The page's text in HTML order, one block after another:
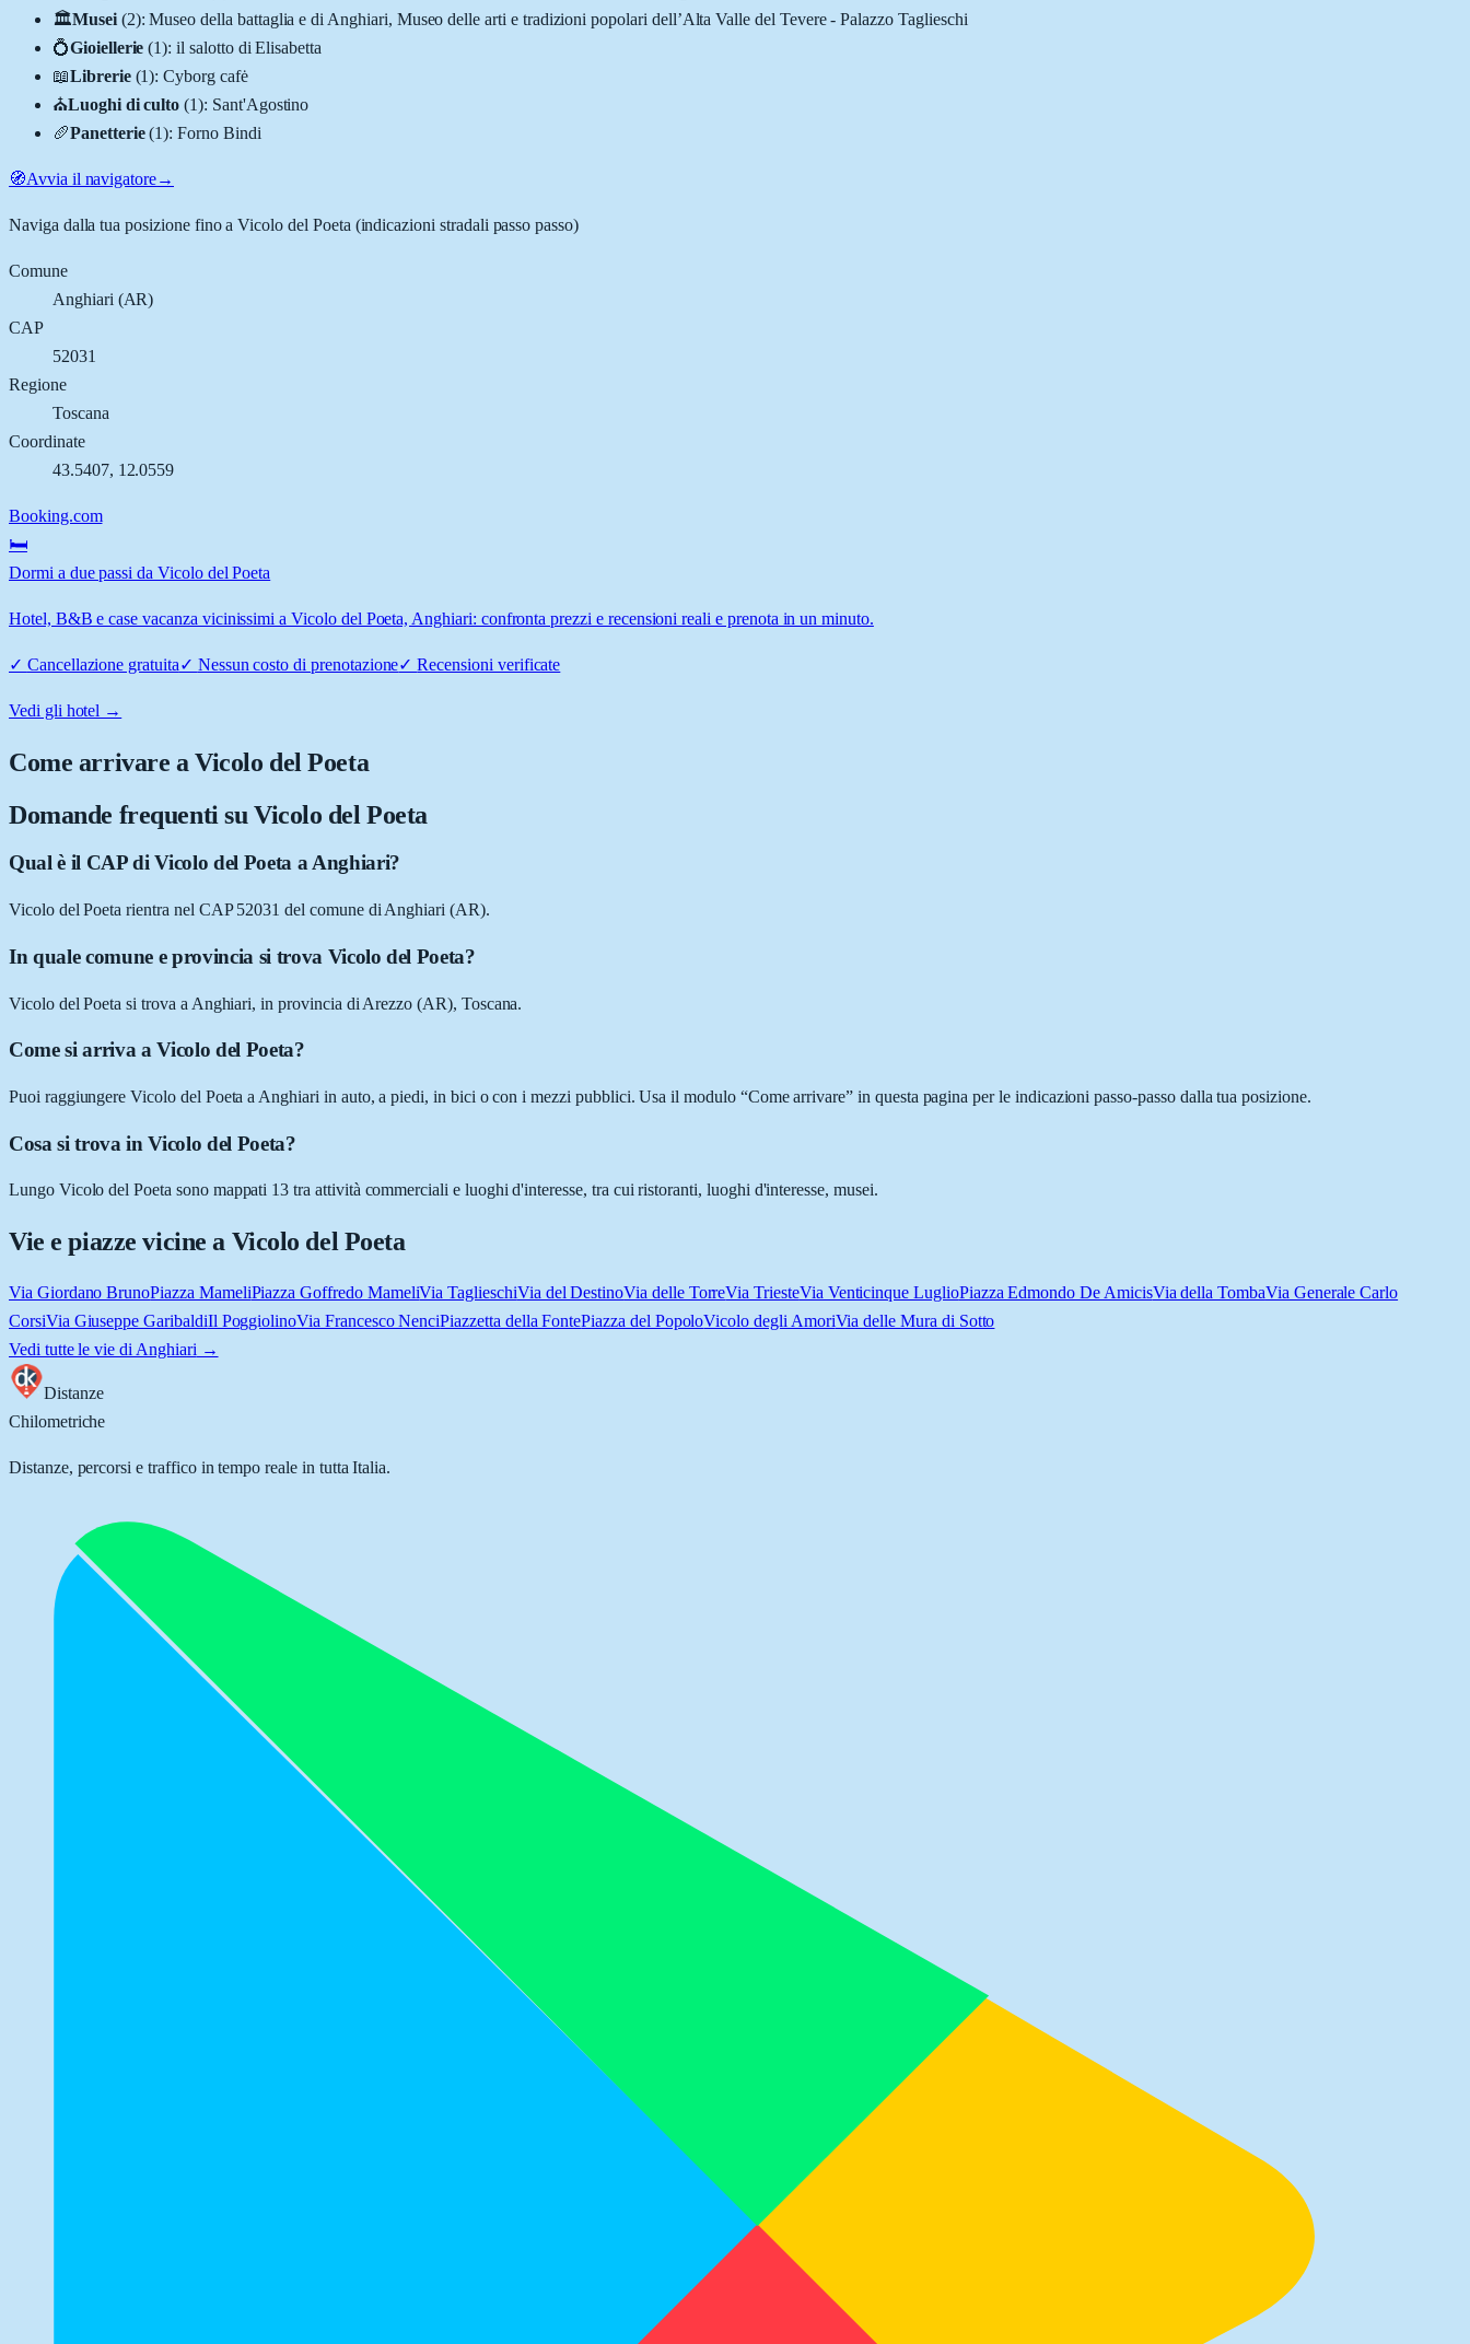
🏛️Musei (2):Museo della battaglia e di Anghiari, Museo delle arti e tradizioni popolari dell’Alta Valle del Tevere - Palazzo Taglieschi
💍Gioiellerie (1):il salotto di Elisabetta
📖Librerie (1):Cyborg cafė
⛪Luoghi di culto (1): Sant'Agostino
🥖Panetterie (1):Forno Bindi
🧭Avvia il navigatore→
Naviga dalla tua posizione fino aVicolo del Poeta (indicazioni stradali passo passo)
Comune
Anghiari (AR)
CAP
52031
Regione
Toscana
Coordinate
43.5407, 12.0559
Booking.com
🛏️
Dormi a due passi da Vicolo del Poeta
Hotel, B&B e case vacanza vicinissimi a Vicolo del Poeta, Anghiari: confronta prezzi e recensioni reali e prenota in un minuto.
✓ Cancellazione gratuita✓ Nessun costo di prenotazione✓Recensioni verificate
Vedi gli hotel →
Come arrivare aVicolo del Poeta
Domande frequenti su Vicolo del Poeta
Qual è il CAP di Vicolo del Poeta a Anghiari?
Vicolo del Poeta rientra nel CAP 52031 del comune di Anghiari (AR).
In quale comune e provincia si trova Vicolo del Poeta?
Vicolo del Poeta si trova a Anghiari, in provincia di Arezzo (AR), Toscana.
Come si arriva a Vicolo del Poeta?
Puoi raggiungere Vicolo del Poeta a Anghiari in auto, a piedi, in bici o con i mezzi pubblici. Usa il modulo “Come arrivare” in questa pagina per le indicazioni passo-passo dalla tua posizione.
Cosa si trova in Vicolo del Poeta?
Lungo Vicolo del Poeta sono mappati 13 tra attività commerciali e luoghi d'interesse, tra cui ristoranti, luoghi d'interesse, musei.
Vie e piazze vicine a Vicolo del Poeta
Via Giordano BrunoPiazza MameliPiazza Goffredo MameliVia TaglieschiVia del DestinoVia delle TorreVia TriesteVia Venticinque LuglioPiazza Edmondo De AmicisVia della TombaVia Generale Carlo
CorsiVia Giuseppe GaribaldiIl PoggiolinoVia Francesco NenciPiazzetta della FontePiazza del PopoloVicolo degli AmoriVia delle Mura di Sotto
Vedi tutte le vie di Anghiari →
Distanze
Chilometriche
Distanze, percorsi e traffico in tempo reale in tutta Italia.